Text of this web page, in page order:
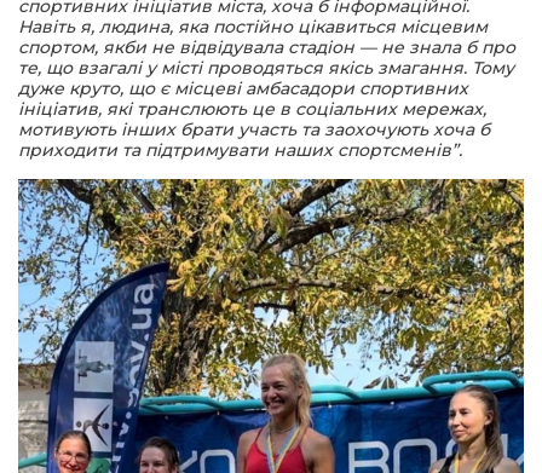
спортивних ініціатив міста, хоча б інформаційної.
Навіть я, людина, яка постійно цікавиться місцевим
спортом, якби не відвідувала стадіон — не знала б про
те, що взагалі у місті проводяться якісь змагання. Тому
дуже круто, що є місцеві амбасадори спортивних
ініціатив, які транслюють це в соціальних мережах,
мотивують інших брати участь та заохочують хоча б
приходити та підтримувати наших спортсменів”.